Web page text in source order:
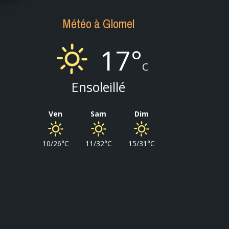
Météo à Glomel
17°C
Ensoleillé
Ven
10/26°C
Sam
11/32°C
Dim
15/31°C